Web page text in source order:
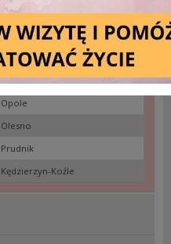
MIEJSCOWOŚĆ
Praszka
Opole
Olesno
Prudnik
Kędzierzyn-Koźle